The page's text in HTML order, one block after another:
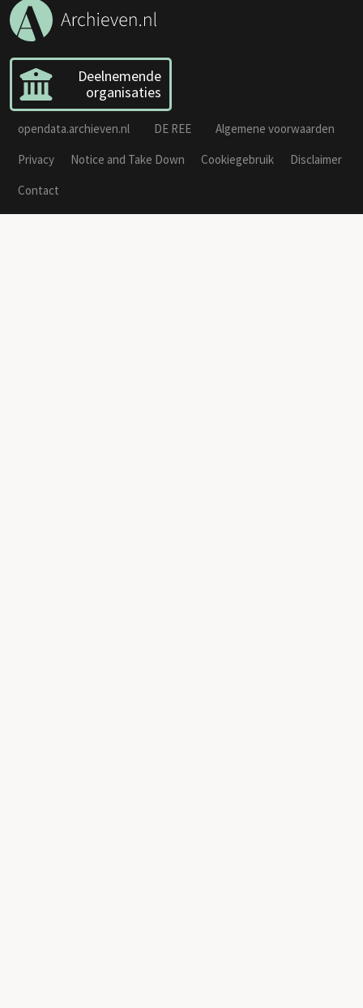
Deelnemende
organisaties
opendata.archieven.nl DE REE
Algemene voorwaarden
Privacy
Notice and Take Down Cookiegebruik
Disclaimer
Contact